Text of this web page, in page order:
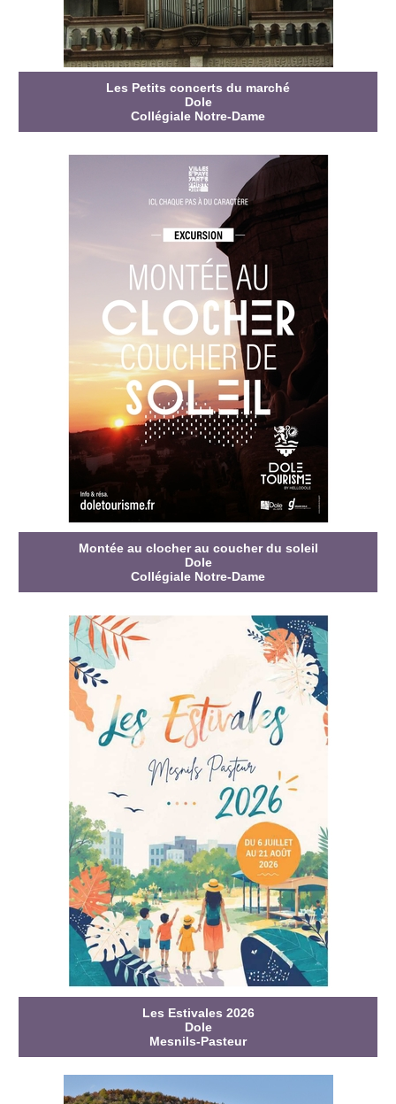
Les Petits concerts du marché
Dole
Collégiale Notre-Dame
Montée au clocher au coucher du soleil
Dole
Collégiale Notre-Dame
Les Estivales 2026
Dole
Mesnils-Pasteur